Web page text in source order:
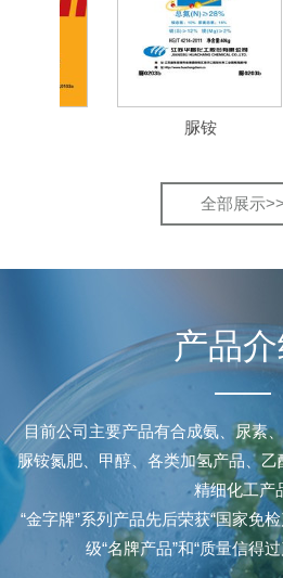
全部展示>>
产品
目前公司主要产品有合成氨、尿素
脲铵氮肥、甲醇、各类加氢产品、
精细化工产
“金字牌”系列产品先后荣获“国家免
级“名牌产品”和“质量信得